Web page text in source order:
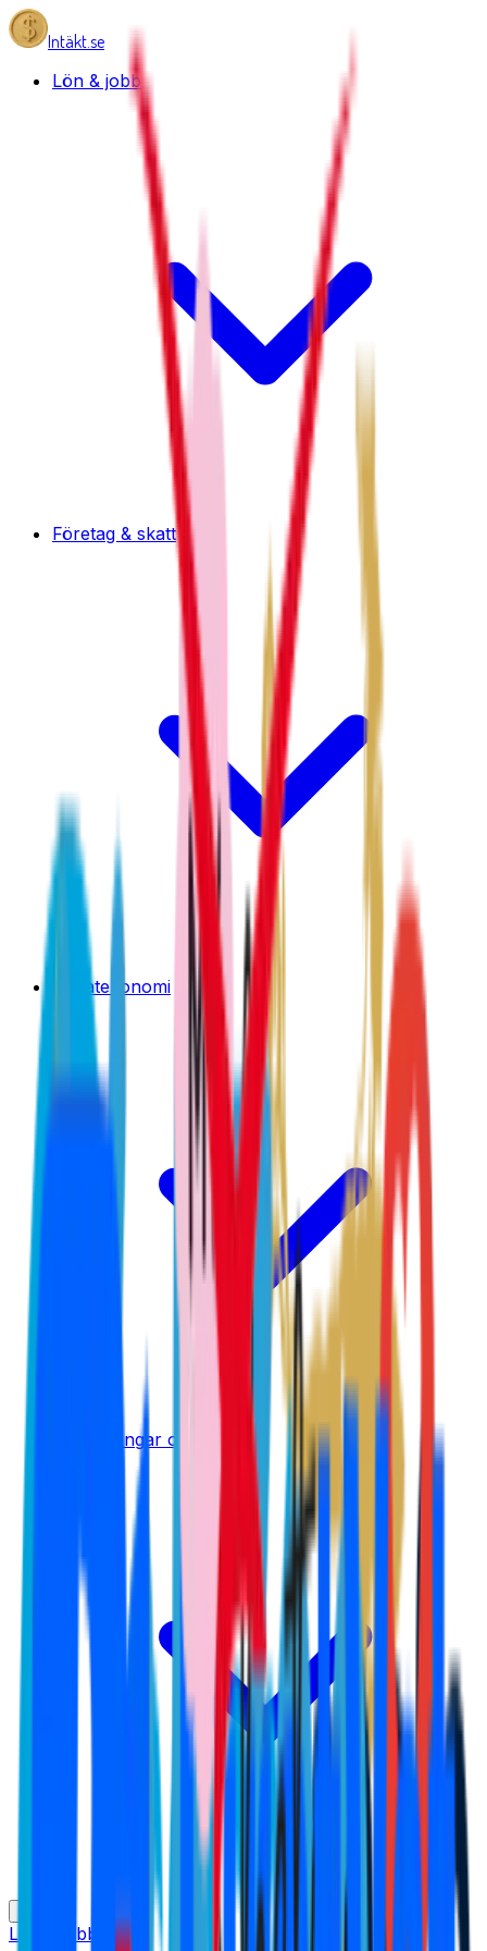
Intäkt.se
Lön & jobb
Företag & skatt
Privatekonomi
Tjäna pengar online
Lön & jobb